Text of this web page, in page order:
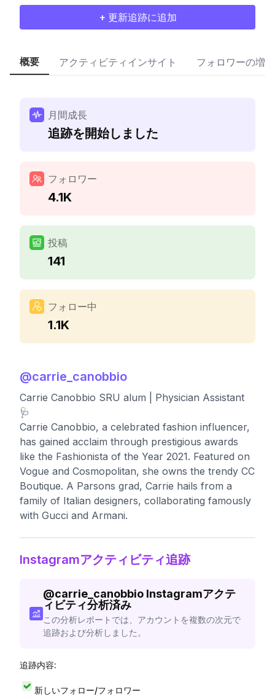
+ 更新追跡に追加
概要 アクティビティインサイト フォロワーの増加
月間成長
追跡を開始しました
フォロワー
4.1K
投稿
141
フォロー中
1.1K
@carrie_canobbio
Carrie Canobbio SRU alum | Physician Assistant
🩺
Carrie Canobbio, a celebrated fashion influencer,
has gained acclaim through prestigious awards
like the Fashionista of the Year 2021. Featured on
Vogue and Cosmopolitan, she owns the trendy CC
Boutique. A Parsons grad, Carrie hails from a
family of Italian designers, collaborating famously
with Gucci and Armani.
Instagramアクティビティ追跡
@carrie_canobbio Instagramアクテ
ィビティ分析済み
この分析レポートでは、アカウントを複数の次元で
追跡および分析しました。
追跡内容:
新しいフォロー/フォロワー